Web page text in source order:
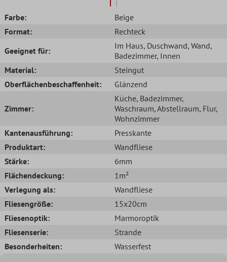
Farbe:
Beige
Format:
Rechteck
Geeignet für:
Im Haus, Duschwand, Wand,
Badezimmer, Innen
Material:
Steingut
Oberflächenbeschaffenheit:
Glänzend
Zimmer:
Küche, Badezimmer,
Waschraum, Abstellraum, Flur,
Wohnzimmer
Kantenausführung:
Presskante
Produktart:
Wandfliese
Stärke:
6mm
Flächendeckung:
1m²
Verlegung als:
Wandfliese
Fliesengröße:
15x20cm
Fliesenoptik:
Marmoroptik
Fliesenserie:
Strande
Besonderheiten:
Wasserfest